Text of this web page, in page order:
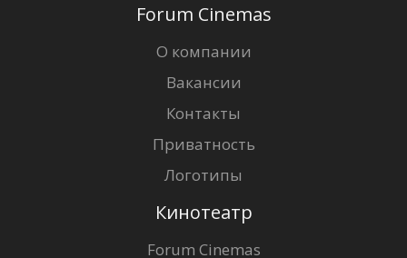
Forum Cinemas
О компании
Вакансии
Контакты
Приватность
Логотипы
Кинотеатр
Forum Cinemas